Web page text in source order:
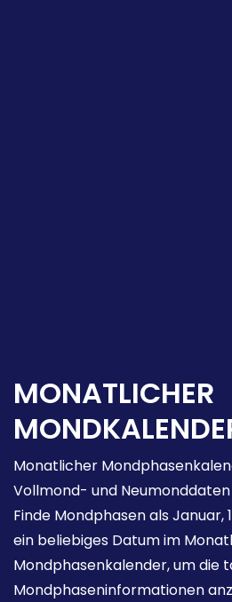
MONATLICHER
Monatlicher
Vollmond- und Neumonddaten
Finde Mondphasen als Januar,
ein beliebiges Datum im
Mondphasenkalender, um die
Mondphaseninformationen